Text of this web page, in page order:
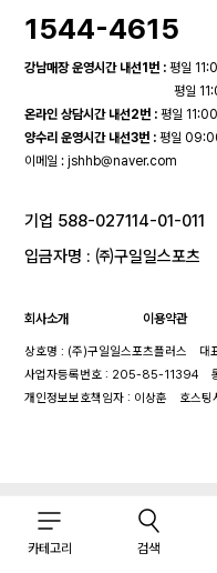
카테고리 검색
1544-4615
강남매장 운영시간 내선1번 : 평일
평일
온라인 상담시간 내선2번 : 평일
양수리 운영시간 내선3번 : 평일
이메일 :jshhb@naver.com
기업 588-027114-01-011
입금자명 : ㈜구일일스포츠
회사소개 이용약관
상호명 : (주)구일일스포츠플러스 대
사업자등록번호 : 205-85-11394
개인정보보호책임자 : 이상훈
호스팅